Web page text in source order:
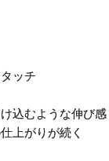
ッチ
込むような伸び感
上がりが続く